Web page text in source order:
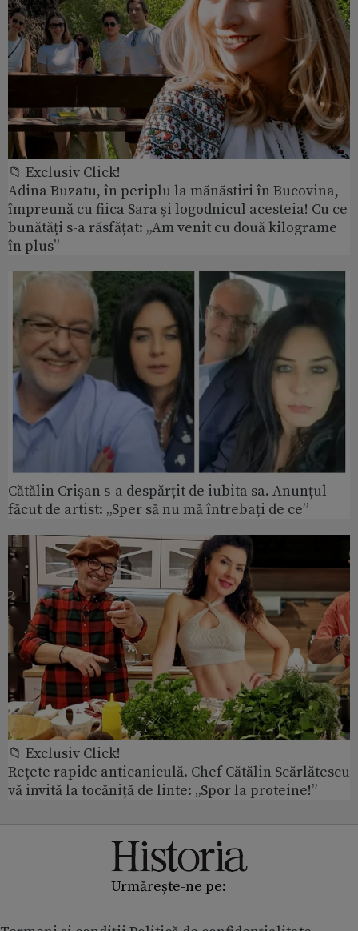
📁 Exclusiv Click!
Adina Buzatu, în periplu la mănăstiri în Bucovina,
împreună cu fiica Sara și logodnicul acesteia! Cu ce
bunătăți s-a răsfățat: „Am venit cu două kilograme
în plus”
Cătălin Crișan s-a despărțit de iubita sa. Anunțul
făcut de artist: „Sper să nu mă întrebați de ce”
📁 Exclusiv Click!
Rețete rapide anticaniculă. Chef Cătălin Scărlătescu
vă invită la tocăniță de linte: „Spor la proteine!”
Urmărește-ne pe: